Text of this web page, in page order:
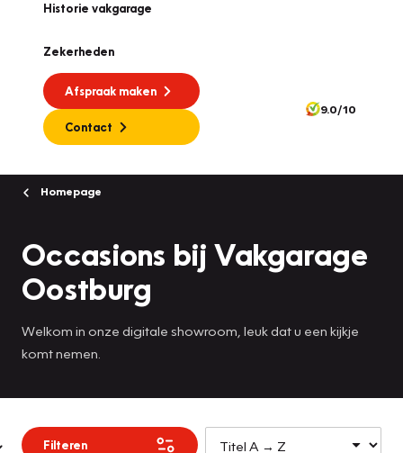
Historie vakgarage
Zekerheden
Afspraak maken
Contact
9.0/10
Homepage
Occasions bij Vakgarage
Oostburg
Welkom in onze digitale showroom, leuk dat u een kijkje
komt nemen.
Filteren